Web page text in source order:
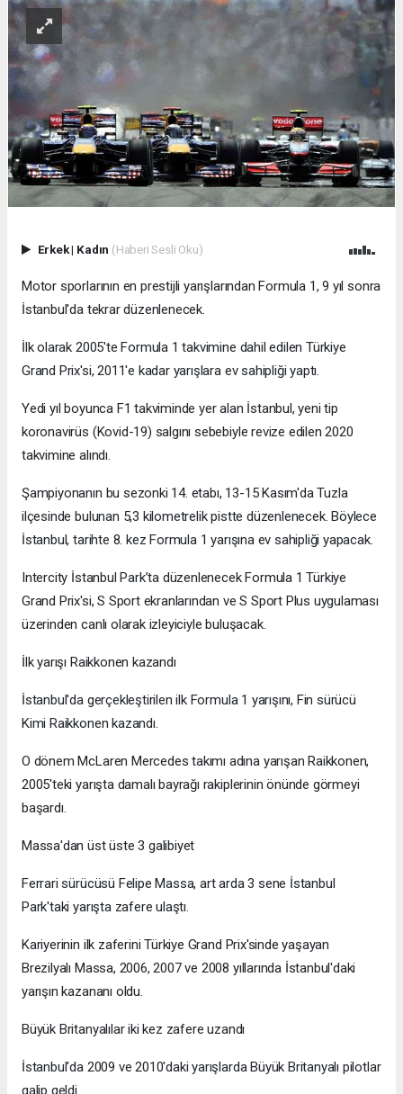
Erkek| Kadın (Haberi Sesli Oku)
Motor sporlarının en prestijli yarışlarından Formula 1, 9 yıl sonra
İstanbul'da tekrar düzenlenecek.
İlk olarak 2005'te Formula 1 takvimine dahil edilen Türkiye
Grand Prix'si, 2011'e kadar yarışlara ev sahipliği yaptı.
Yedi yıl boyunca F1 takviminde yer alan İstanbul, yeni tip
koronavirüs (Kovid-19) salgını sebebiyle revize edilen 2020
takvimine alındı.
Şampiyonanın bu sezonki 14. etabı, 13-15 Kasım'da Tuzla
ilçesinde bulunan 5,3 kilometrelik pistte düzenlenecek. Böylece
İstanbul, tarihte 8. kez Formula 1 yarışına ev sahipliği yapacak.
Intercity İstanbul Park’ta düzenlenecek Formula 1 Türkiye
Grand Prix'si, S Sport ekranlarından ve S Sport Plus uygulaması
üzerinden canlı olarak izleyiciyle buluşacak.
İlk yarışı Raikkonen kazandı
İstanbul'da gerçekleştirilen ilk Formula 1 yarışını, Fin sürücü
Kimi Raikkonen kazandı.
O dönem McLaren Mercedes takımı adına yarışan Raikkonen,
2005'teki yarışta damalı bayrağı rakiplerinin önünde görmeyi
başardı.
Massa'dan üst üste 3 galibiyet
Ferrari sürücüsü Felipe Massa, art arda 3 sene İstanbul
Park'taki yarışta zafere ulaştı.
Kariyerinin ilk zaferini Türkiye Grand Prix'sinde yaşayan
Brezilyalı Massa, 2006, 2007 ve 2008 yıllarında İstanbul'daki
yarışın kazananı oldu.
Büyük Britanyalılar iki kez zafere uzandı
İstanbul'da 2009 ve 2010'daki yarışlarda Büyük Britanyalı pilotlar
galip geldi.